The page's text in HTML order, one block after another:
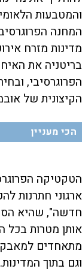
והמטבעות
המחנה
מדינות מזרח
בריטניה את
הפרוגרסיבי,
הקיצונית של
הכי מעניין
הטקטיקה
ארגוני חתרנות
חדשה", שהיא
אותן מטרות בכל
מתאחדים למאבק
וגם בתוך המדינות.